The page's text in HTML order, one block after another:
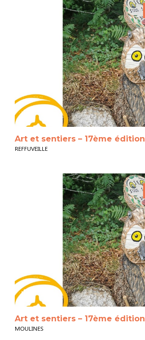
Art et sentiers – 17ème édition
REFFUVEILLE
Art et sentiers – 17ème édition
MOULINES